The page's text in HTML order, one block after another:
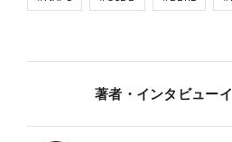
著者・インタビューイ